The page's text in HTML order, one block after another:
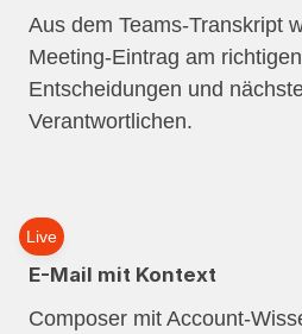
Aus dem Teams-Transkript
Meeting-Eintrag am
Entscheidungen und
Verantwortlichen.
Live
E-Mail mit Kontext
Composer mit Account-